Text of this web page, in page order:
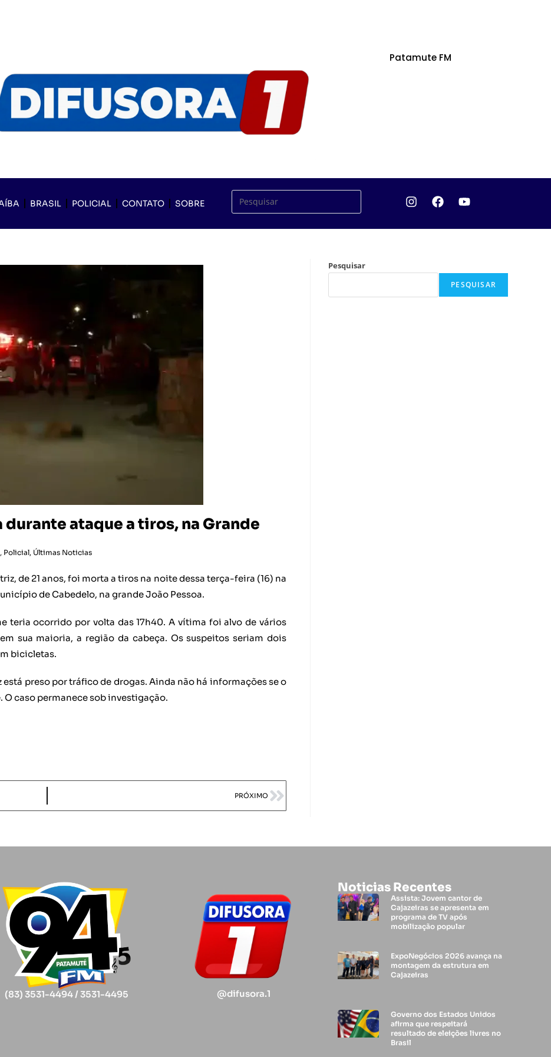
Patamute FM
BRASIL POLICIAL CONTATO SOBRE
durante ataque a tiros, na Grande
, Policial, Últimas Noticias
de 21 anos, foi morta a tiros na noite dessa terça-feira (16) na
de Cabedelo, na grande João Pessoa.
teria ocorrido por volta das 17h40. A vítima foi alvo de vários
sua maioria, a região da cabeça. Os suspeitos seriam dois
bicicletas.
preso por tráfico de drogas. Ainda não há informações se o
caso permanece sob investigação.
PRÓXIMO
Pesquisar
PESQUISAR
(83) 3531-4494 / 3531-4495 @difusora.1
Noticias Recentes
Assista: Jovem cantor de
Cajazeiras se apresenta em
programa de TV após
mobilização popular
ExpoNegócios 2026 avança na
montagem da estrutura em
Cajazeiras
Governo dos Estados Unidos
afirma que respeitará
resultado de eleições livres no
Brasil